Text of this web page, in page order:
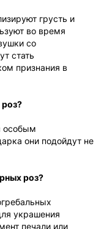
грусть и
во время
со
стать
признания в
особым
они подойдут не
роз?
украшения
печали или